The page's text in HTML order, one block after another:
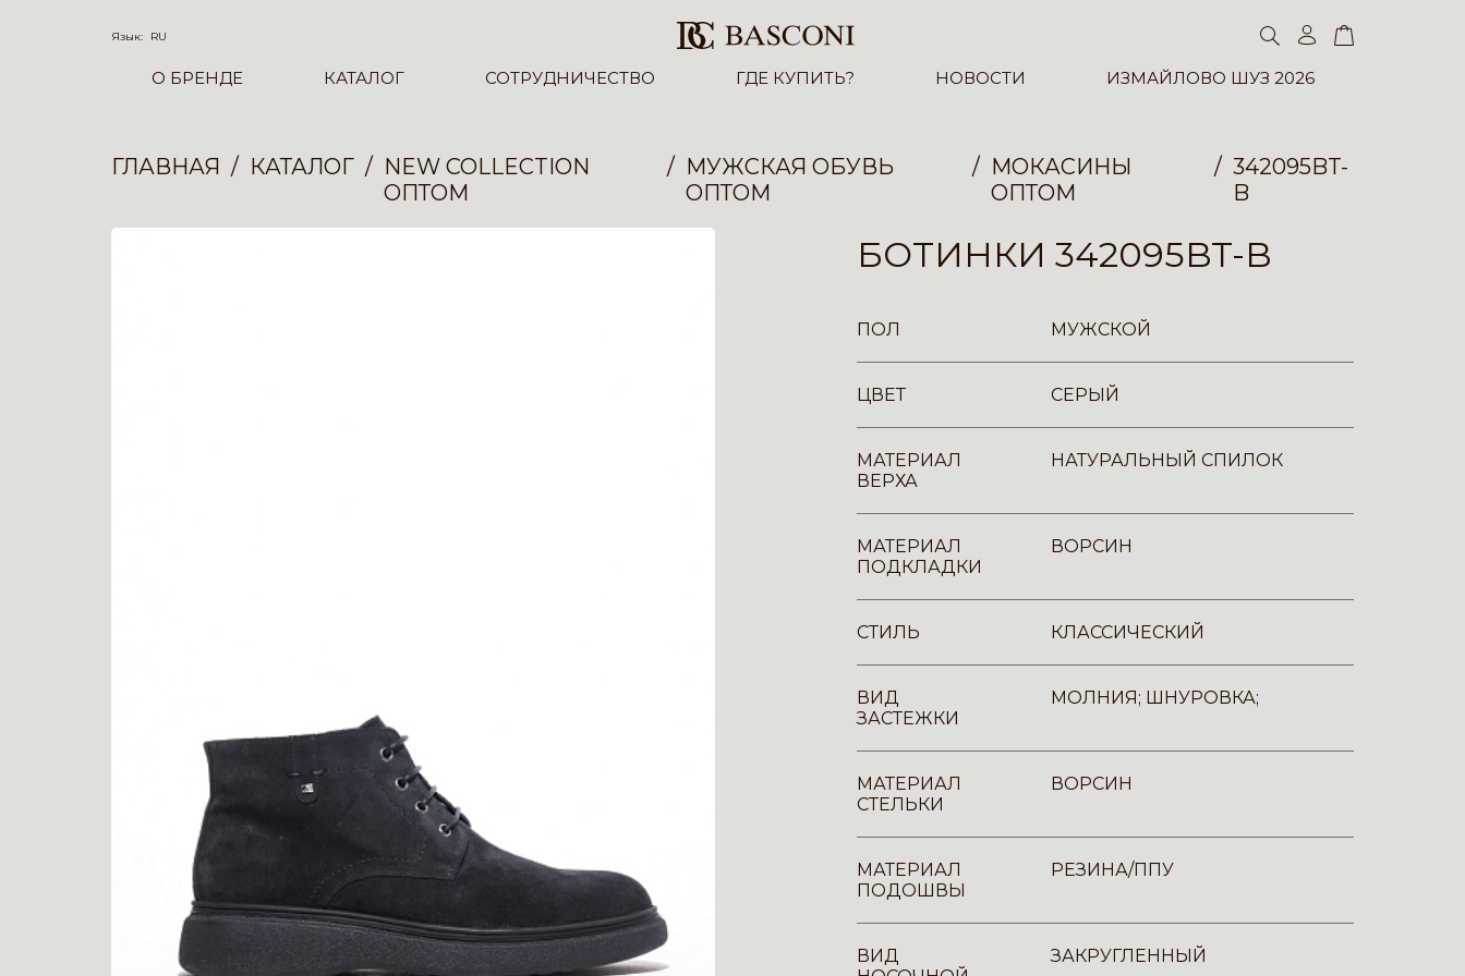
Язык: RU
О БРЕНДЕ КАТАЛОГ СОТРУДНИЧЕСТВО ГДЕ КУПИТЬ? НОВОСТИ ИЗМАЙЛОВО ШУЗ 2026
ГЛАВНАЯ КАТАЛОГ
NEW COLLECTION
ОПТОМ
МУЖСКАЯ ОБУВЬ
ОПТОМ
МОКАСИНЫ
ОПТОМ
342095BT-
B
БОТИНКИ 342095BT-B
ПОЛ МУЖСКОЙ
ЦВЕТ СЕРЫЙ
МАТЕРИАЛ
ВЕРХА
НАТУРАЛЬНЫЙ СПИЛОК
МАТЕРИАЛ
ПОДКЛАДКИ
ВОРСИН
СТИЛЬ КЛАССИЧЕСКИЙ
ВИД
ЗАСТЕЖКИ
МОЛНИЯ; ШНУРОВКА;
МАТЕРИАЛ
СТЕЛЬКИ
ВОРСИН
МАТЕРИАЛ
ПОДОШВЫ
РЕЗИНА/ППУ
ВИД
ЗАКРУГЛЕННЫЙ